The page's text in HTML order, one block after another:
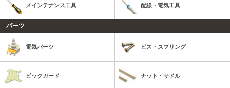
メインテナンス工具 配線・電気工具
パーツ
電気パーツ ビス・スプリング
ピックガード ナット・サドル